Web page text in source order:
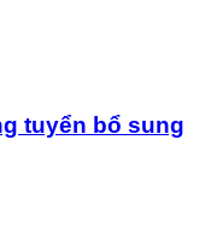
tuyển bổ sung